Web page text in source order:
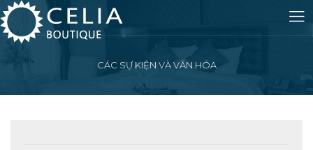
CÁC SỰ KIỆN VÀ VĂN HÓA